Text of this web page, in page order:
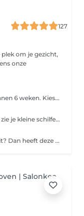
127
om je gezicht,
onze
Je kunt kiezen uit 1 of 3 behandelingen binnen 6 weken. Kies je voor de kuur van 3 behandelingen? Je boekt dan via Treatwell de eerste behandeling. De vervolgafspraken maak je in de salon. Door middel van elektromagnetische straling wordt er warmte uitgestraald, welke diep doordringt tot in de huid. Dit zorgt voor celstimulatie en de aanmaak van collageen en elastine. Als gevolg hiervan wordt de huid strakker en krijgt het gezicht meer volume.
Voelt je huid droog en trekkerig? Wellicht zie je kleine schilfertjes of zelfs fijne droogtelijntjes? Dan is deze hydraterende facial de juiste behandeling voor jou. In de behandeling wordt gebruik gemaakt van producten die de vochtbalans in de huid weer herstellen. De behandeling bestaat uit de volgende onderdelen: Reiniging Epileren van de wenkbrauwen Stomen Dieptereiniging Massage van gezicht en gelaat Vochtherstellend masker Dag- of nachtverzorging
Is je huid gevoelig en en ziet deze er dof uit? Dan heeft deze waarschijnlijk te lijden onder invloeden van buitenaf. Tijdens deze behandeling gaan we door het gebruik van herstellende en oppeppende producten met o.a. vitamine A & C voor een stralend resultaat. De behandeling bestaat uit de volgende onderdelen: Reiniging Epileren van de wenkbrauwen Fermentpeeling Stomen Dieptereiniging Massage van gezicht en gelaat met vitamine C ampul Vitaminemasker Dag- of nachtverzorging